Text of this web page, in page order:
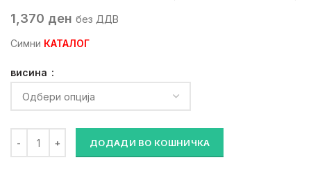
1,370 ден без ДДВ
Симни КАТАЛОГ
висина
ДОДАДИ ВО КОШНИЧКА